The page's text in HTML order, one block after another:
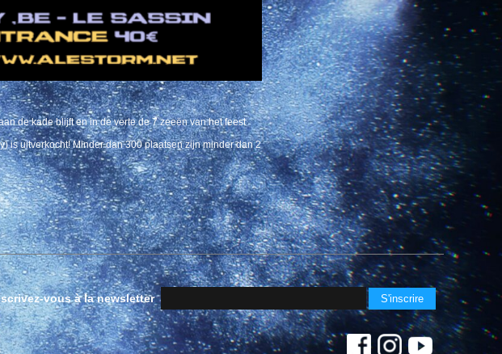
de kade blijft en in de verte de 7 zeeën van het feest
is uitverkocht! Minder dan 300 plaatsen zijn minder dan 2
vous à la newsletter